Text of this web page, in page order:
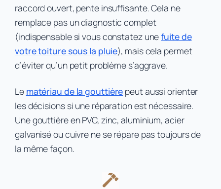
raccord ouvert, pente insuffisante. Cela ne
remplace pas un diagnostic complet
(indispensable si vous constatez unefuite de
votre toiture sous la pluie), mais cela permet
d’éviter qu’un petit problème s’aggrave.
Le matériau de la gouttière peut aussi orienter
les décisions si une réparation est nécessaire.
Une gouttière en PVC, zinc, aluminium, acier
galvanisé ou cuivre ne se répare pas toujours de
la même façon.